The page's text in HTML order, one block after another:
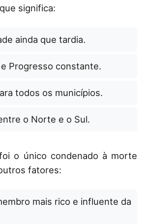
significa:
ainda que tardia.
Progresso constante.
todos os municípios.
o Norte e o Sul.
o único condenado à morte
fatores:
mais rico e influente da